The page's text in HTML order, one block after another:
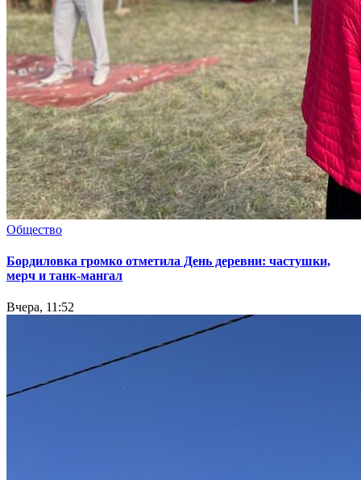
Общество
Бордиловка громко отметила День деревни: частушки,
мерч и танк-мангал
Вчера, 11:52